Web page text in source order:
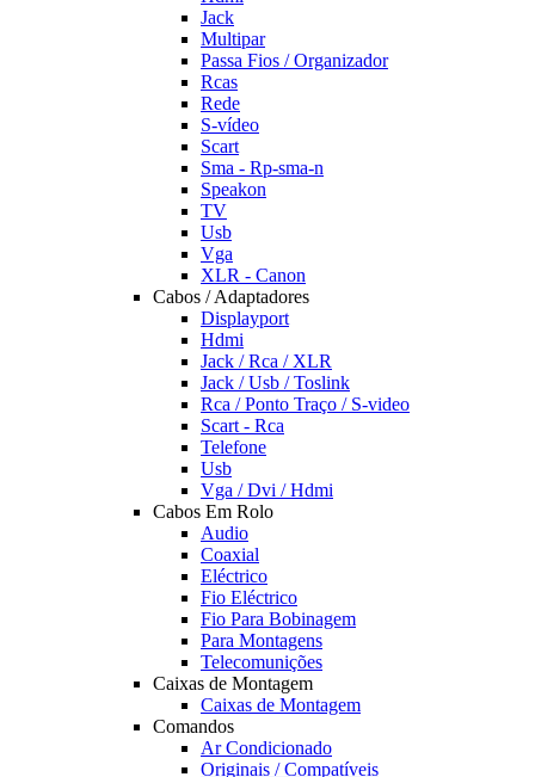
Jack
Multipar
Passa Fios / Organizador
Rcas
Rede
S-vídeo
Scart
Sma - Rp-sma-n
Speakon
TV
Usb
Vga
XLR - Canon
Cabos / Adaptadores
Displayport
Hdmi
Jack / Rca / XLR
Jack / Usb / Toslink
Rca / Ponto Traço / S-video
Scart - Rca
Telefone
Usb
Vga / Dvi / Hdmi
Cabos Em Rolo
Audio
Coaxial
Eléctrico
Fio Eléctrico
Fio Para Bobinagem
Para Montagens
Telecomunições
Caixas de Montagem
Caixas de Montagem
Comandos
Ar Condicionado
Originais / Compatíveis